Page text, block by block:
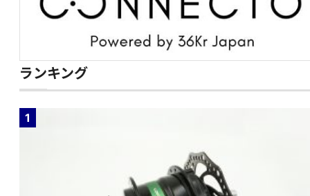
ランキング
1